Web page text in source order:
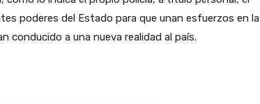
poderes del Estado para que unan esfuerzos en la
conducido a una nueva realidad al país.